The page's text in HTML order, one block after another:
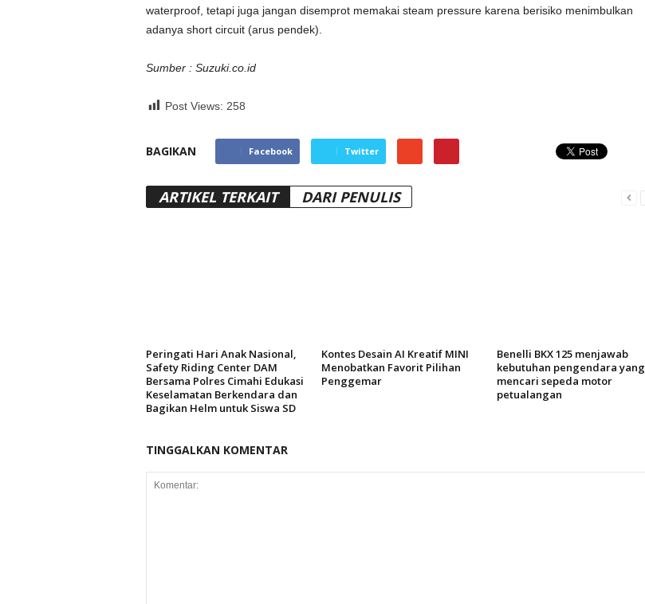
waterproof, tetapi juga jangan disemprot memakai steam pressure karena berisiko menimbulkan
adanya short circuit (arus pendek).
Sumber : Suzuki.co.id
Post Views: 258
BAGIKAN Facebook Twitter
ARTIKEL TERKAIT DARI PENULIS
Peringati Hari Anak Nasional,
Safety Riding Center DAM
Bersama Polres Cimahi Edukasi
Keselamatan Berkendara dan
Bagikan Helm untuk Siswa SD
Kontes Desain AI Kreatif MINI
Menobatkan Favorit Pilihan
Penggemar
Benelli BKX 125 menjawab
kebutuhan pengendara yang
mencari sepeda motor
petualangan
TINGGALKAN KOMENTAR